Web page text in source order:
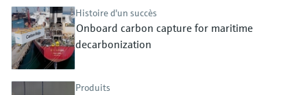
pour un remplacement/réparation rapide.
Voir tous Histoire d'un succès
Onboard carbon capture for maritime
decarbonization
Produits